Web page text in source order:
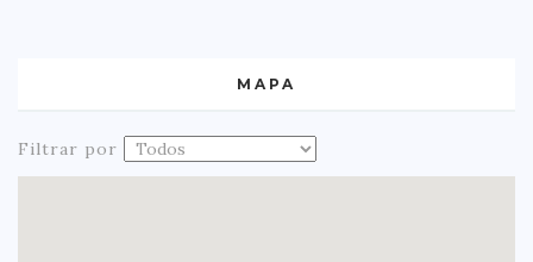
MAPA
Filtrar por